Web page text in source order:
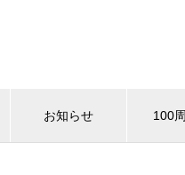
お知らせ 100